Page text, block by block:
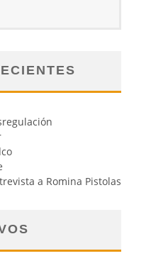
a Romina Pistolas